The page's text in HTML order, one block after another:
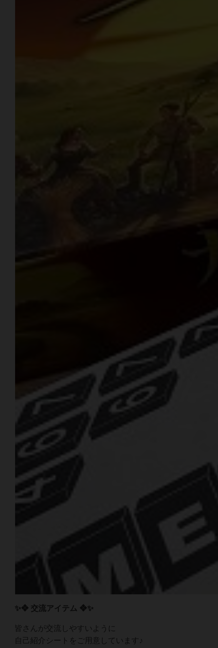
✨❖ 交流アイテム ❖✨
皆さんが交流しやすいように
自己紹介シートをご用意しています♪